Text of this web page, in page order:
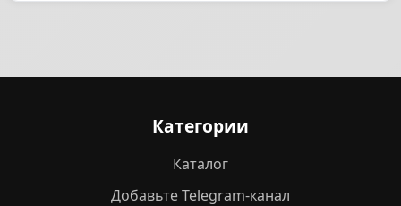
Категории
Каталог
Добавьте Telegram-канал